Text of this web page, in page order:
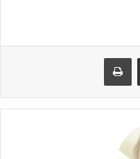
مشاركة عبر البريد طباعة